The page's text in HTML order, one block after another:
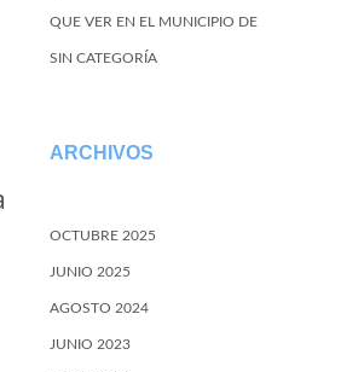
QUE VER EN EL MUNICIPIO DE
SIN CATEGORÍA
ARCHIVOS
OCTUBRE 2025
JUNIO 2025
AGOSTO 2024
JUNIO 2023